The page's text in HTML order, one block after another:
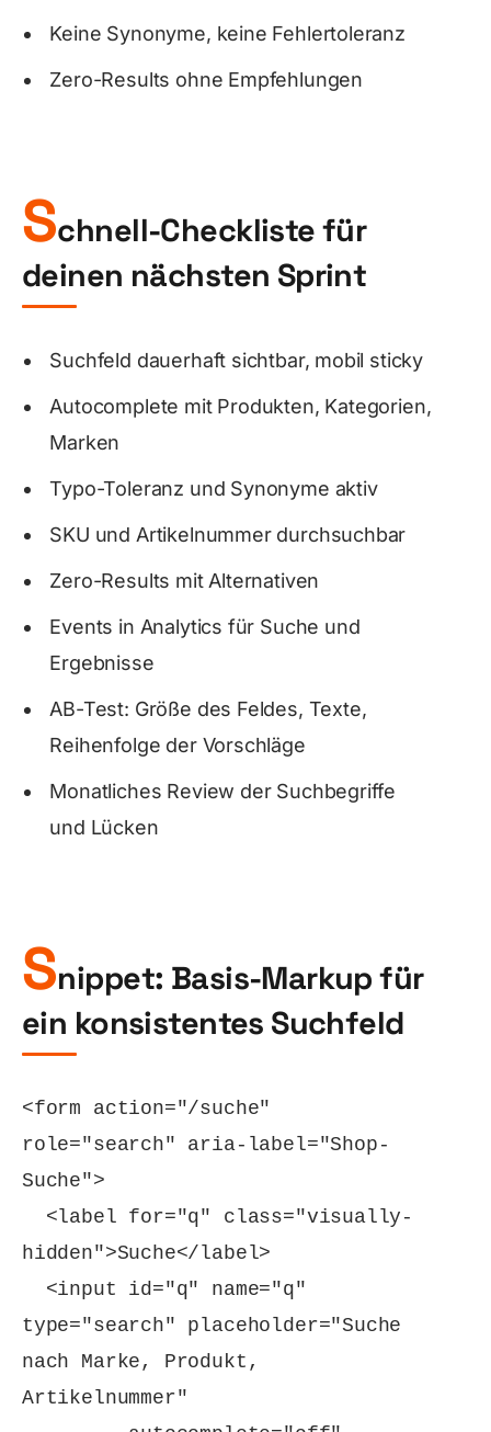
Keine Synonyme, keine Fehlertoleranz
Zero-Results ohne Empfehlungen
Schnell-Checkliste für
deinen nächsten Sprint
Suchfeld dauerhaft sichtbar, mobil sticky
Autocomplete mit Produkten, Kategorien,
Marken
Typo-Toleranz und Synonyme aktiv
SKU und Artikelnummer durchsuchbar
Zero-Results mit Alternativen
Events in Analytics für Suche und
Ergebnisse
AB-Test: Größe des Feldes, Texte,
Reihenfolge der Vorschläge
Monatliches Review der Suchbegriffe
und Lücken
Snippet: Basis-Markup für
ein konsistentes Suchfeld
<form action="/suche"
role="search" aria-label="Shop-
Suche">
hidden">Suche</label>
type="search" placeholder="Suche
nach Marke, Produkt,
Artikelnummer"